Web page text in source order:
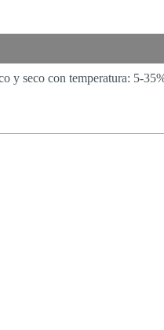
y seco con temperatura: 5-